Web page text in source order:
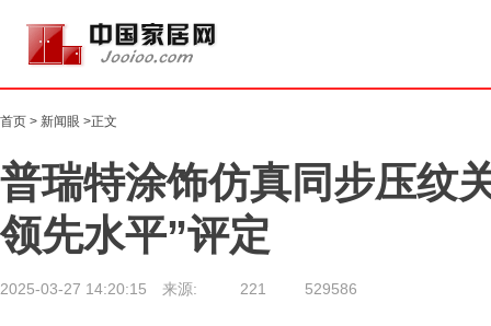
首页 > 新闻眼 >正文
普瑞特涂饰仿真同步压纹
领先水平”评定
2025-03-27 14:20:15 来源: 221 529586